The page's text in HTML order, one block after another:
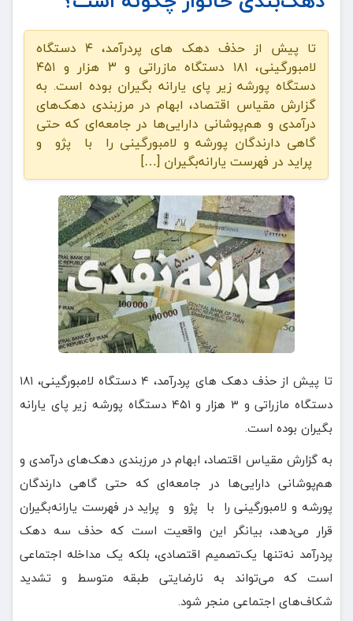
تا پیش از حذف دهک های پردرآمد، ۴ دستگاه
لامبورگینی، ۱۸۱ دستگاه مازراتی و ۳ هزار و ۴۵۱
دستگاه پورشه زیر پای یارانه بگیران بوده است. به
گزارش مقیاس اقتصاد، ابهام در مرزبندی دهک‌های
درآمدی و هم‌پوشانی دارایی‌ها در جامعه‌ای که حتی
گاهی دارندگان پورشه و لامبورگینی را با پژو و
پراید در فهرست یارانه‌بگیران […]
تا پیش از حذف دهک های پردرآمد، ۴ دستگاه لامبورگینی، ۱۸۱
دستگاه مازراتی و ۳ هزار و ۴۵۱ دستگاه پورشه زیر پای یارانه
بگیران بوده است.
به گزارش مقیاس اقتصاد، ابهام در مرزبندی دهک‌های درآمدی و
هم‌پوشانی دارایی‌ها در جامعه‌ای که حتی گاهی دارندگان
پورشه و لامبورگینی را با پژو و پراید در فهرست یارانه‌بگیران
قرار می‌دهد، بیانگر این واقعیت است که حذف سه دهک
پردرآمد نه‌تنها یک‌تصمیم اقتصادی، بلکه یک مداخله اجتماعی
است که می‌تواند به نارضایتی طبقه متوسط و تشدید
شکاف‌های اجتماعی منجر شود.